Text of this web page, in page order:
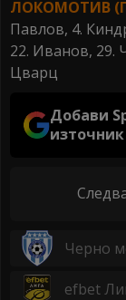
ЛОКОМОТИВ
Павлов, 4.
22. Иванов, 29.
Цварц
Добави
Черно
efbet